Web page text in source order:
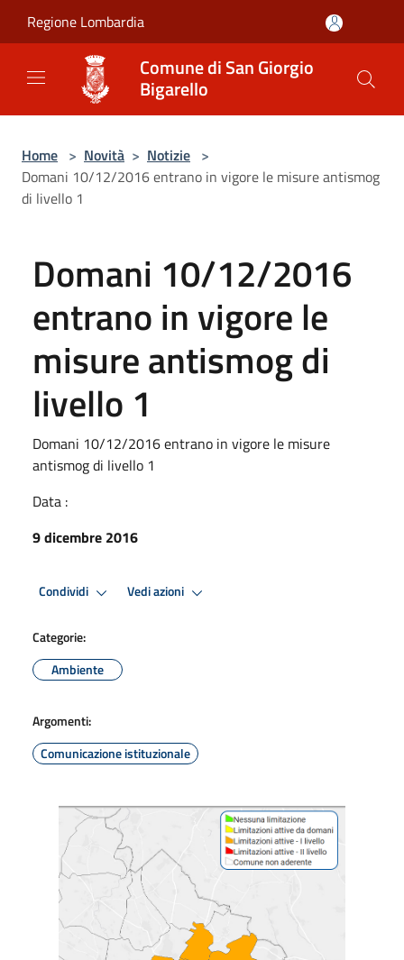
Regione Lombardia
Comune di San Giorgio
Bigarello
Home > Novità > Notizie >
Domani 10/12/2016 entrano in vigore le misure antismog
di livello 1
Domani 10/12/2016
entrano in vigore le
misure antismog di
livello 1
Domani 10/12/2016 entrano in vigore le misure
antismog di livello 1
Data :
9 dicembre 2016
Condividi Vedi azioni
Categorie:
Ambiente
Argomenti:
Comunicazione istituzionale